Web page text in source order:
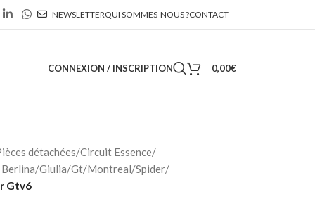
NEWSLETTERQUI SOMMES-NOUS ?CONTACT
CONNEXION / INSCRIPTION 0,00€
détachées/Circuit Essence/
Giulia/Gt/Montreal/Spider/
Gtv6